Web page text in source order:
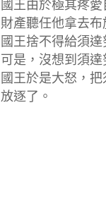
國王由於極其疼
財產聽任他拿去
國王捨不得給須達
可是，沒想到須
國王於是大怒，
放逐了。